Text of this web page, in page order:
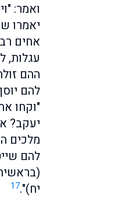
ואמר:
יאמרו
אחים
עגלות,
ההם
להם
"וקחו
יעקב?
מלכים
להם
יח)".17